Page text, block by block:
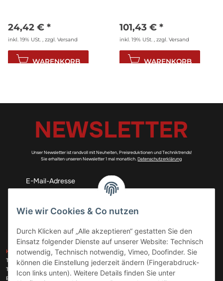
24,42 € *
inkl. 19% USt. , zzgl. Versand
WARENKORB
101,43 € *
inkl. 19% USt. , zzgl. Versand
WARENKORB
NEWSLETTER
Unser Newsletter ist randvoll mit Neuheiten, Preisreduktionen und Techniktrends!
Sie erhalten unseren Newsletter 1 mal monatlich.Datenschutzerklärung
Abonnieren
KONTAKT
Telefon:+49 (0)6074 816 08 0
Telefax:
+49 (0)6074 215 08 60
E-Mail:
info@meinhausgeraetedoc.de
ZAHLUNGSARTEN
VERSANDARTEN
Wie wir Cookies & Co nutzen
Durch Klicken auf „Alle akzeptieren“ gestatten Sie den
Einsatz folgender Dienste auf unserer Website: Technisch
notwendig, Technisch notwendig, Vimeo, Doofinder. Sie
können die Einstellung jederzeit ändern (Fingerabdruck-
Icon links unten). Weitere Details finden Sie unter